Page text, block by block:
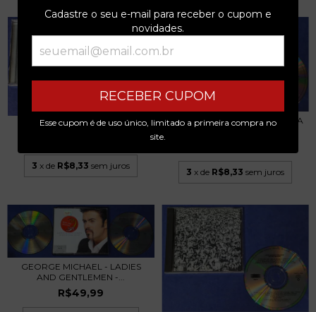
Cadastre o seu e-mail para receber o cupom e
novidades.
RECEBER CUPOM
Esse cupom é de uso único, limitado a primeira compra no
site.
CHER - BELIEVE - CD 1998
3 x de R$8,33 sem juros
GEORGE MICHAEL QUEEN LISA
3 x de R$8,33 sem juros
GEORGE MICHAEL - LADIES
AND GENTLEMEN -...
R$49,99